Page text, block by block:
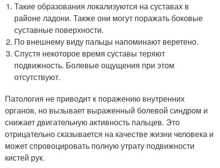
Такие образования локализуются на суставах в
районе ладони. Также они могут поражать боковые
суставные поверхности.
По внешнему виду пальцы напоминают веретено.
Спустя некоторое время суставы теряют
подвижность. Болевые ощущения при этом
отсутствуют.
Патология не приводит к поражению внутренних
органов, но вызывает выраженный болевой синдром и
снижает двигательную активность пальцев. Это
отрицательно сказывается на качестве жизни человека и
может спровоцировать полную утрату подвижности
кистей рук.